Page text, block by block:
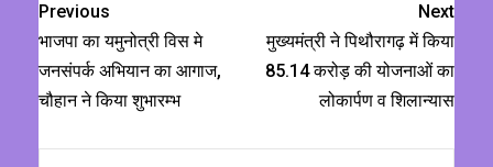
Previous
भाजपा का यमुनोत्री विस मे
जनसंपर्क अभियान का आगाज,
चौहान ने किया शुभारम्भ
Next
मुख्यमंत्री ने पिथौरागढ़ में किया
85.14 करोड़ की योजनाओं का
लोकार्पण व शिलान्यास